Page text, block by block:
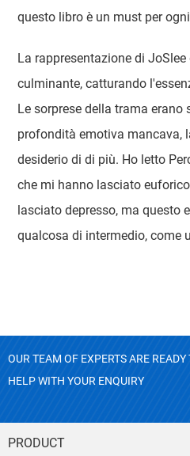
questo libro è un must per
La rappresentazione di
culminante, catturando
Le sorprese della trama erano
profondità emotiva mancava,
desiderio di di più. Ho letto
che mi hanno lasciato
lasciato depresso, ma questo
qualcosa di intermedio, come
OUR TEAM OF EXPERTS ARE READY
HELP WITH YOUR ENQUIRY
PRODUCT